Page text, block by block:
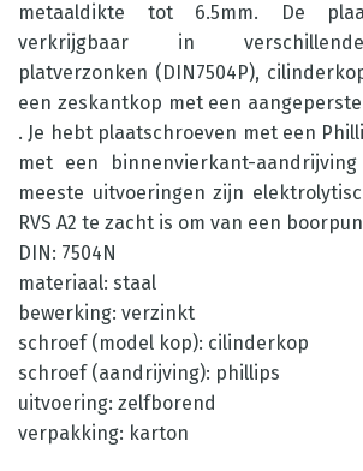
metaaldikte tot 6.5mm. De
verkrijgbaar in
platverzonken (DIN7504P),
een zeskantkop met een
. Je hebt plaatschroeven met een
met een binnenvierkant-aandrijving
meeste uitvoeringen zijn
RVS A2 te zacht is om van een
DIN: 7504N
materiaal: staal
bewerking: verzinkt
schroef (model kop): cilinderkop
schroef (aandrijving): phillips
uitvoering: zelfborend
verpakking: karton